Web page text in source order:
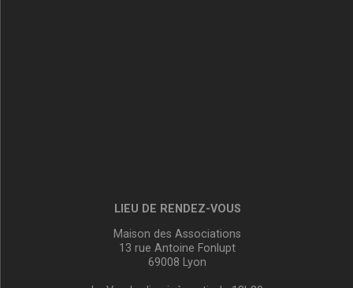
LIEU DE RENDEZ-VOUS
Maison des Associations
13 rue Antoine Fonlupt
69008 Lyon